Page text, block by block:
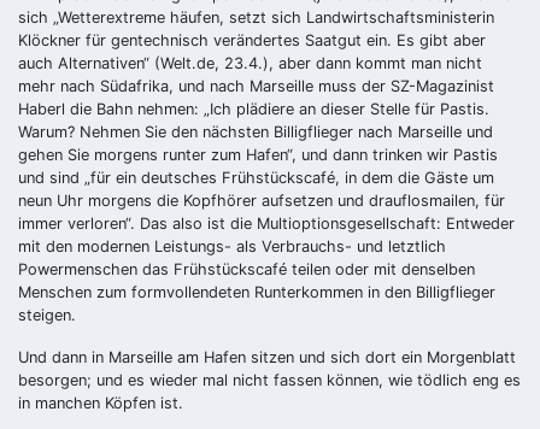
sich „Wetterextreme häufen, setzt sich Landwirtschaftsministerin
Klöckner für gentechnisch verändertes Saatgut ein. Es gibt aber
auch Alternativen“ (Welt.de, 23.4.), aber dann kommt man nicht
mehr nach Südafrika, und nach Marseille muss der SZ-Magazinist
Haberl die Bahn nehmen: „Ich plädiere an dieser Stelle für Pastis.
Warum? Nehmen Sie den nächsten Billigflieger nach Marseille und
gehen Sie morgens runter zum Hafen“, und dann trinken wir Pastis
und sind „für ein deutsches Frühstückscafé, in dem die Gäste um
neun Uhr morgens die Kopfhörer aufsetzen und drauflosmailen, für
immer verloren“. Das also ist die Multioptionsgesellschaft: Entweder
mit den modernen Leistungs- als Verbrauchs- und letztlich
Powermenschen das Frühstückscafé teilen oder mit denselben
Menschen zum formvollendeten Runterkommen in den Billigflieger
steigen.
Und dann in Marseille am Hafen sitzen und sich dort ein Morgenblatt
besorgen; und es wieder mal nicht fassen können, wie tödlich eng es
in manchen Köpfen ist.